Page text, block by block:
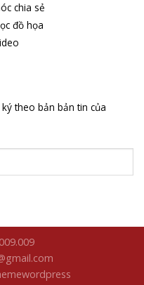
chia sẻ
đồ họa
theo bản bản tin của